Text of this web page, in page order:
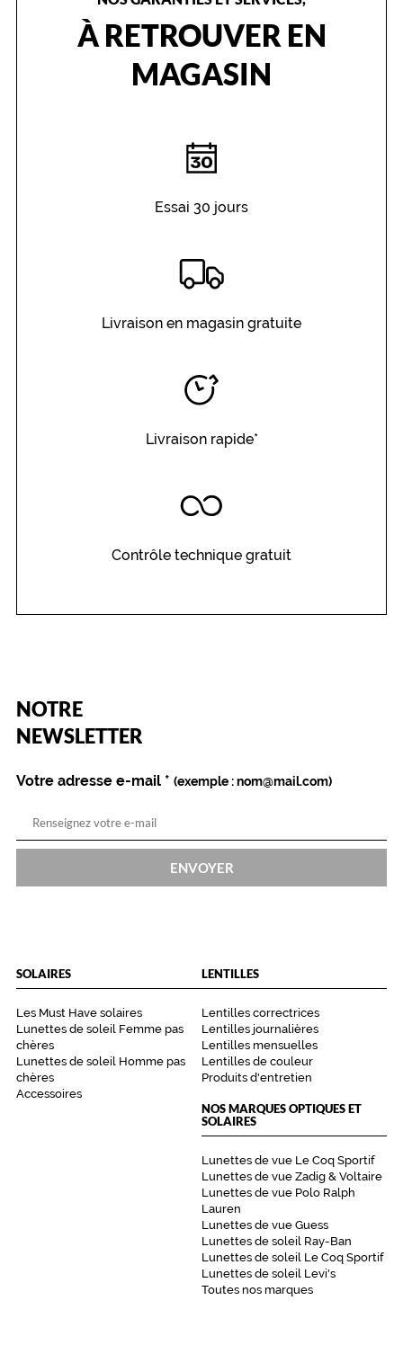
À RETROUVER EN
MAGASIN
Essai 30 jours
Livraison en magasin gratuite
Livraison rapide*
Contrôle technique gratuit
NOTRE
NEWSLETTER
Name
Votre adresse e-mail *
(Ce
champ
est
obligatoire)
(exemple : nom@mail.com)
ENVOYER
SOLAIRES
Les Must Have solaires
Lunettes de soleil Femme pas
chères
Lunettes de soleil Homme pas
chères
Accessoires
LENTILLES
Lentilles correctrices
Lentilles journalières
Lentilles mensuelles
Lentilles de couleur
Produits d'entretien
NOS MARQUES OPTIQUES ET
SOLAIRES
Lunettes de vue Le Coq Sportif
Lunettes de vue Zadig & Voltaire
Lunettes de vue Polo Ralph
Lauren
Lunettes de vue Guess
Lunettes de soleil Ray-Ban
Lunettes de soleil Le Coq Sportif
Lunettes de soleil Levi's
Toutes nos marques